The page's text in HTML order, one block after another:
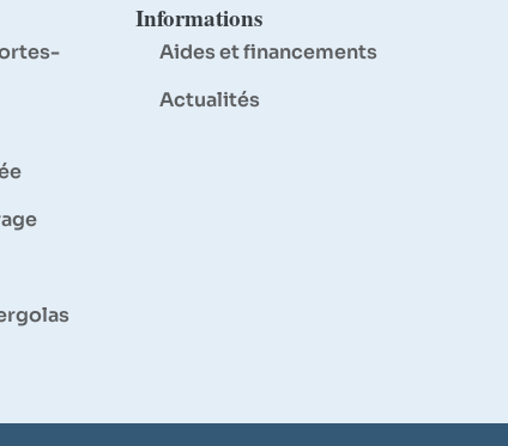
Informations
Aides et financements
Actualités